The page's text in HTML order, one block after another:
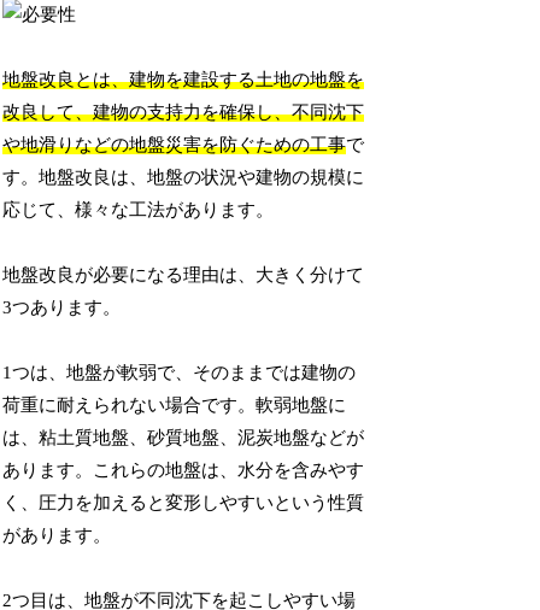
地盤改良とは、建物を建設する土地の地盤を
改良して、建物の支持力を確保し、不同沈下
や地滑りなどの地盤災害を防ぐための工事で
す。地盤改良は、地盤の状況や建物の規模に
応じて、様々な工法があります。
地盤改良が必要になる理由は、大きく分けて
3つあります。
1つは、地盤が軟弱で、そのままでは建物の
荷重に耐えられない場合です。軟弱地盤に
は、粘土質地盤、砂質地盤、泥炭地盤などが
あります。これらの地盤は、水分を含みやす
く、圧力を加えると変形しやすいという性質
があります。
2つ目は、地盤が不同沈下を起こしやすい場